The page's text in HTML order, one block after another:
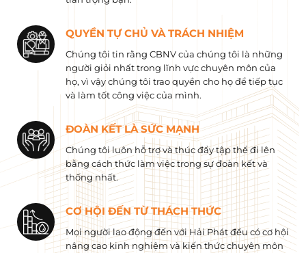
QUYỀN TỰ CHỦ VÀ TRÁCH NHIỆM
Chúng tôi tin rằng CBNV của chúng tôi là những
người giỏi nhất trong lĩnh vực chuyên môn của
họ, vì vậy chúng tôi trao quyền cho họ để tiếp tục
và làm tốt công việc của mình.
ĐOÀN KẾT LÀ SỨC MẠNH
Chúng tôi luôn hỗ trợ và thúc đẩy tập thể đi lên
bằng cách thức làm việc trong sự đoàn kết và
thống nhất.
CƠ HỘI ĐẾN TỪ THÁCH THỨC
Mọi người lao động đến với Hải Phát đều có cơ hội
nâng cao kinh nghiệm và kiến ​​thức chuyên môn